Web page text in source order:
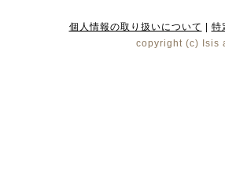
個人情報の取り扱いについて
特
copyright (c) Isis